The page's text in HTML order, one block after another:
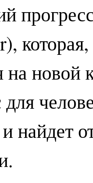
на новой
найдет